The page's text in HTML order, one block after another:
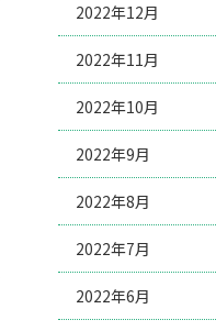
2022年12月
2022年11月
2022年10月
2022年9月
2022年8月
2022年7月
2022年6月